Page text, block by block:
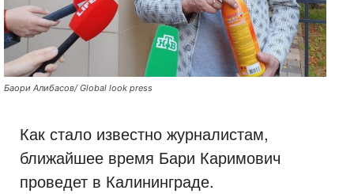
Баори Алибасов/ Global look press
Как стало известно журналистам,
ближайшее время Бари Каримович
проведет в Калининграде.